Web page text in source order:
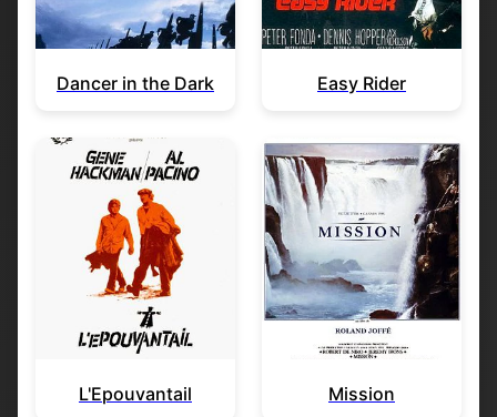
Dancer in the Dark Easy Rider
L'Epouvantail Mission